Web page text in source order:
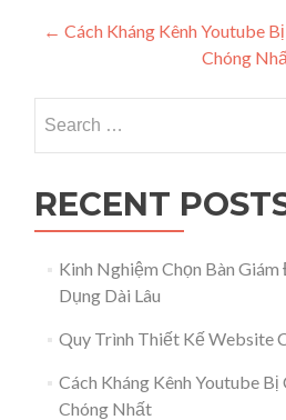
Post
← Cách Kháng Kênh Youtube
Chóng
RECENT
Kinh Nghiệm Chọn Bàn
Dụng Dài Lâu
Quy Trình Thiết Kế Website
Cách Kháng Kênh Youtube
Chóng Nhất